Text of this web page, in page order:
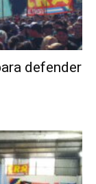
defender